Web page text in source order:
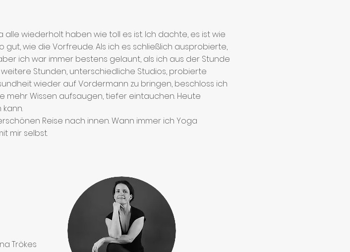
wiederholt haben wie toll es ist. Ich dachte, es ist wie
wie die Vorfreude. Als ich es schließlich ausprobierte,
ich war immer bestens gelaunt, als ich aus der Stunde
Stunden, unterschiedliche Studios, probierte
wieder auf Vordermann zu bringen, beschloss ich
mehr Wissen aufsaugen, tiefer eintauchen. Heute
Reise nach innen. Wann immer ich Yoga
mir selbst.
Trökes